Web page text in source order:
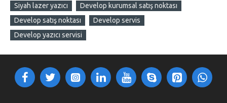
Siyah lazer yazıcı
Develop kurumsal satış noktası
Develop satış noktası
Develop servis
Develop yazıcı servisi